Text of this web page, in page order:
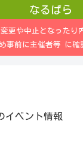
なるぱら
更や中止となったり
事前に主催者等 に確
イベント情報